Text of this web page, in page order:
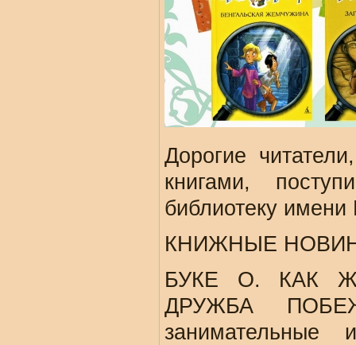
Дорогие
книгами,
библиотеку
КНИЖНЫЕ
БУКЕ О. КАК
ДРУЖБА
занимательные